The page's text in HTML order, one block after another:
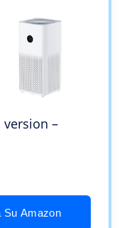
version –
Su Amazon